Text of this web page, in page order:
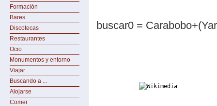
Formación
Bares
Discotecas
Restaurantes
Ocio
Monumentos y entorno
Viajar
Buscando a ...
Alojarse
Comer
buscar0 =